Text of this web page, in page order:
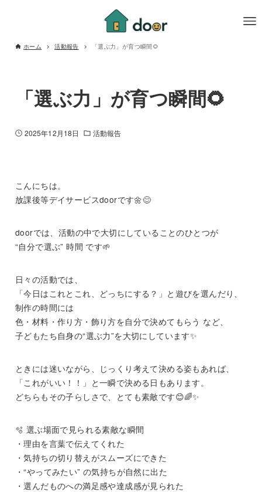
ホーム 活動報告 「選ぶ力」が育つ瞬間🌻
「選ぶ力」が育つ瞬間🌻
2025年12月18日 活動報告
こんにちは。
放課後等デイサービスdoorです🌼😊
doorでは、活動の中で大切にしていることのひとつが
“自分で選ぶ” 時間 です🌱
日々の活動では、
「今日はこれとこれ、どっちにする？」と遊びを選んだり、
制作の時間には
色・材料・作り方・飾り方を自分で決めてもらう など、
子どもたち自身の“選ぶ力”を大切にしています✨
ときには迷いながら、じっくり考えて決める姿もあれば、
「これがいい！！」と一瞬で決める日もあります。
どちらもその子らしさで、とても素敵です😊🌈✨
🫧 選ぶ場面で見られる素敵な瞬間
・理由を言葉で伝えてくれた
・気持ちの切り替えがスムーズにできた
・“やってみたい” の気持ちが自然に出た
・選んだものへの満足感や達成感が見られた